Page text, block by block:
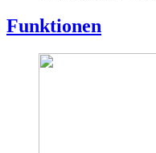
Funktionen